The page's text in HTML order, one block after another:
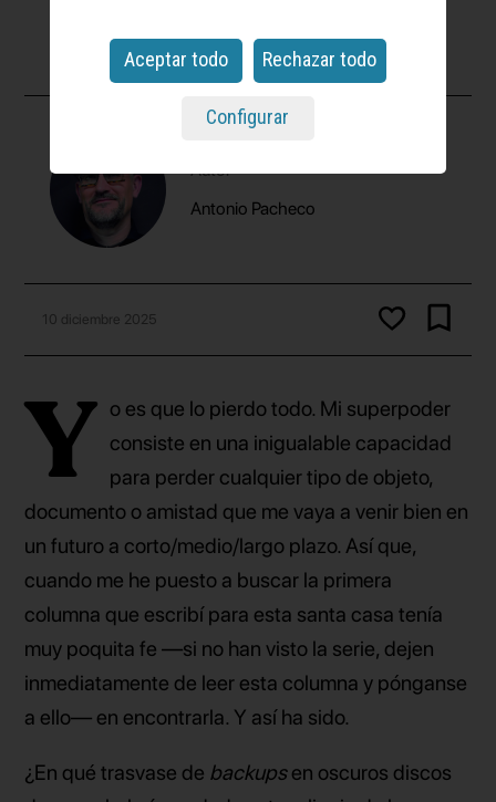
Autor
Antonio Pacheco
10 diciembre 2025
Y o es que lo pierdo todo. Mi superpoder
consiste en una inigualable capacidad
para perder cualquier tipo de objeto,
documento o amistad que me vaya a venir bien en
un futuro a corto/medio/largo plazo. Así que,
cuando me he puesto a buscar la primera
columna que escribí para esta santa casa tenía
muy poquita fe —si no han visto la serie, dejen
inmediatamente de leer esta columna y pónganse
a ello— en encontrarla. Y así ha sido.
¿En qué trasvase de backupsen oscuros discos
Aceptar todo Rechazar todo
Configurar